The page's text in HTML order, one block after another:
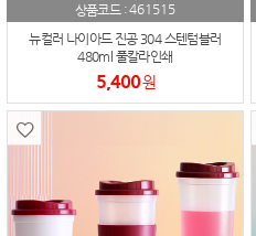
상품코드 :461515
뉴컬러 나이아드 진공 304 스텐텀블러
480ml 풀칼라인쇄
5,400원